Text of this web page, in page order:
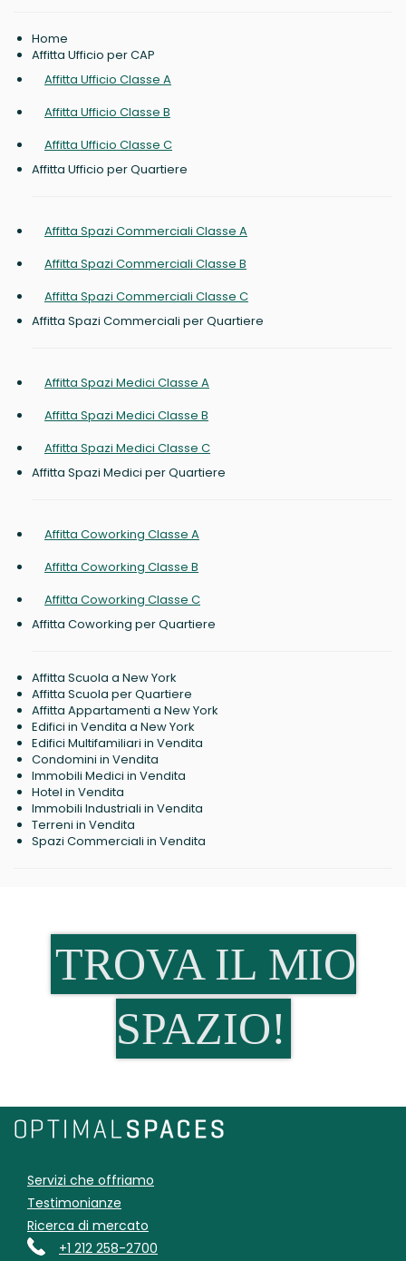
Home
Affitta Ufficio per CAP
Affitta Ufficio Classe A
Affitta Ufficio Classe B
Affitta Ufficio Classe C
Affitta Ufficio per Quartiere
Affitta Spazi Commerciali Classe A
Affitta Spazi Commerciali Classe B
Affitta Spazi Commerciali Classe C
Affitta Spazi Commerciali per Quartiere
Affitta Spazi Medici Classe A
Affitta Spazi Medici Classe B
Affitta Spazi Medici Classe C
Affitta Spazi Medici per Quartiere
Affitta Coworking Classe A
Affitta Coworking Classe B
Affitta Coworking Classe C
Affitta Coworking per Quartiere
Affitta Scuola a New York
Affitta Scuola per Quartiere
Affitta Appartamenti a New York
Edifici in Vendita a New York
Edifici Multifamiliari in Vendita
Condomini in Vendita
Immobili Medici in Vendita
Hotel in Vendita
Immobili Industriali in Vendita
Terreni in Vendita
Spazi Commerciali in Vendita
TROVA IL MIO
SPAZIO!
Servizi che offriamo
Testimonianze
Ricerca di mercato
+1 212 258-2700